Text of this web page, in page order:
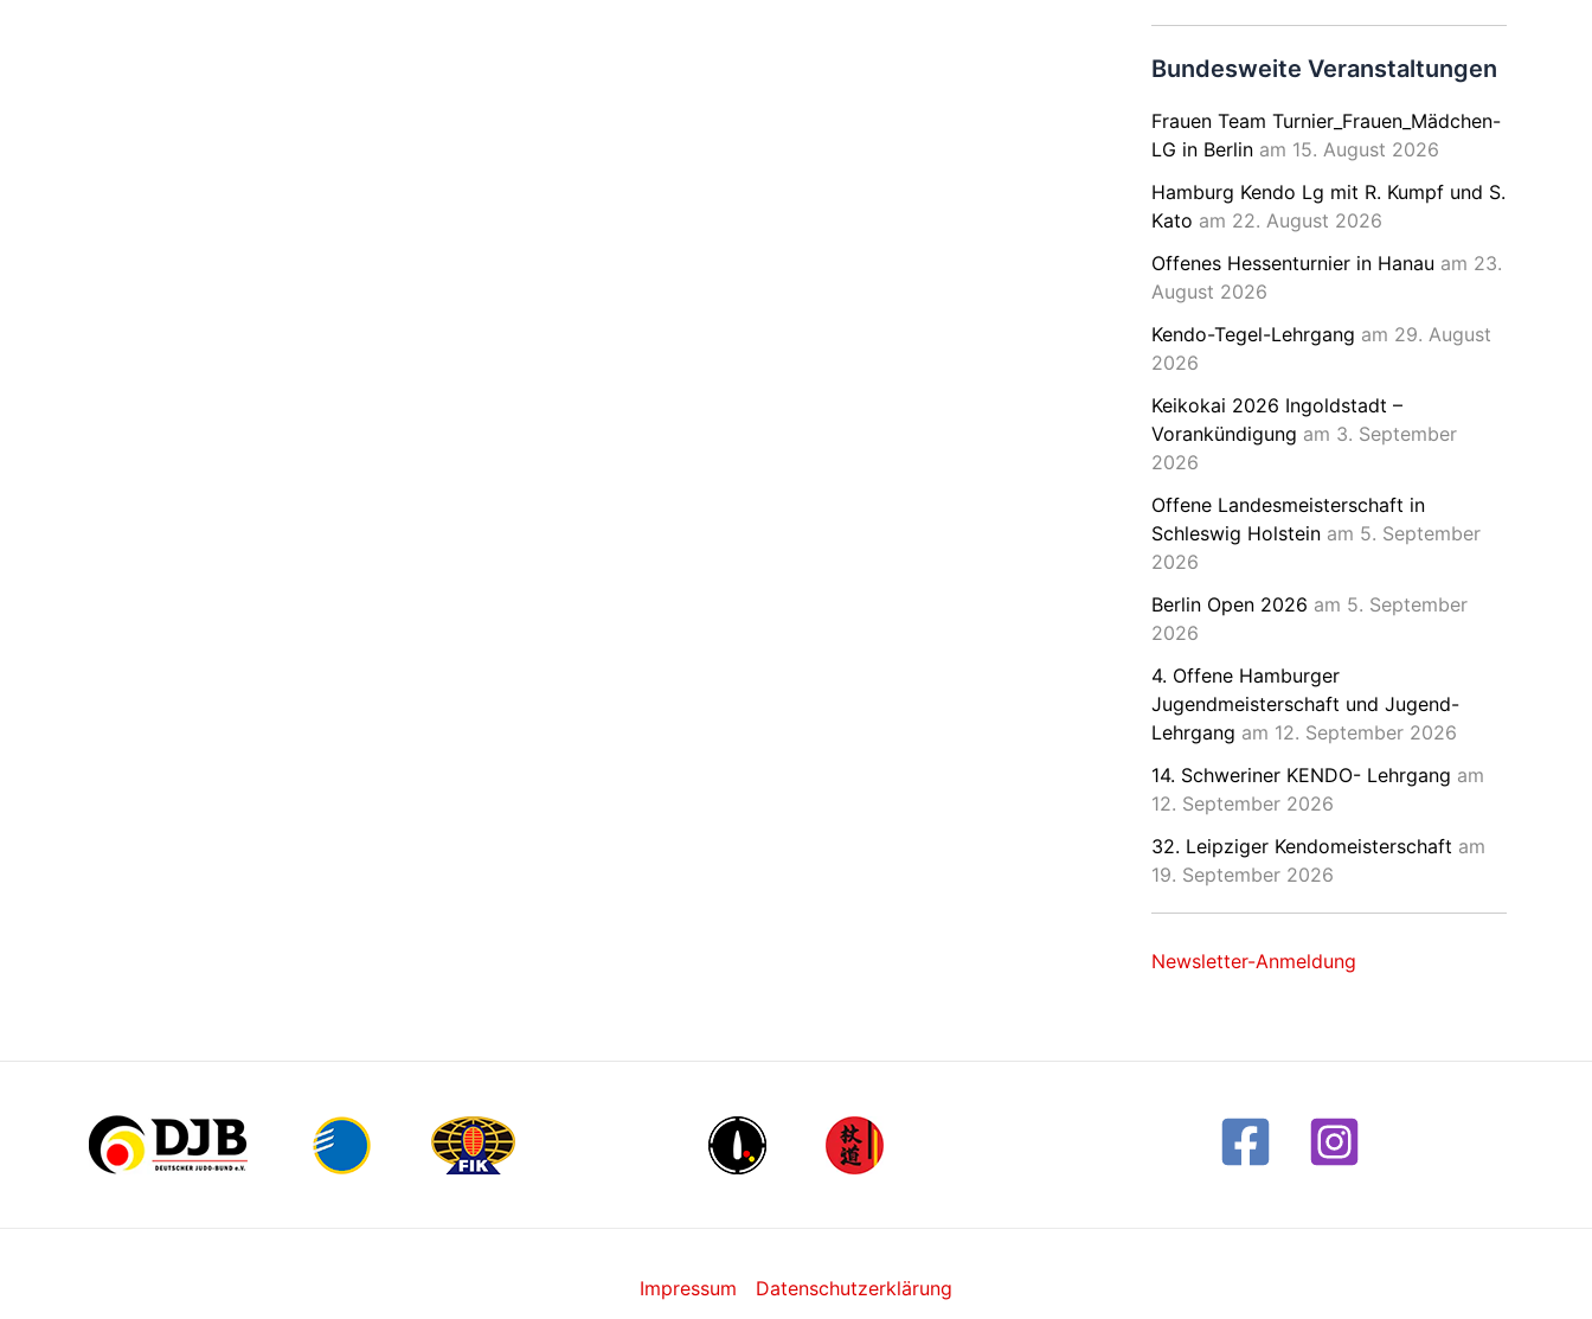
Bundesweite Veranstaltungen
Frauen Team Turnier_Frauen_Mädchen-
LG in Berlin am 15. August 2026
Hamburg Kendo Lg mit R. Kumpf und S.
Kato am 22. August 2026
Offenes Hessenturnier in Hanau am 23.
August 2026
Kendo-Tegel-Lehrgang am 29. August
2026
Keikokai 2026 Ingoldstadt –
Vorankündigung am 3. September
2026
Offene Landesmeisterschaft in
Schleswig Holstein am 5. September
2026
Berlin Open 2026 am 5. September
2026
4. Offene Hamburger
Jugendmeisterschaft und Jugend-
Lehrgang am 12. September 2026
14. Schweriner KENDO- Lehrgang am
12. September 2026
32. Leipziger Kendomeisterschaft am
19. September 2026
Newsletter-Anmeldung
Impressum Datenschutzerklärung